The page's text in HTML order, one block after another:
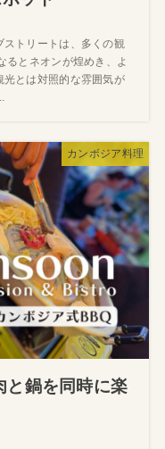
ストリートは、多くの観
るとネオンが煌めき、よ
光とは対照的な雰囲気が
カンボジア料理
と鍋を同時に楽